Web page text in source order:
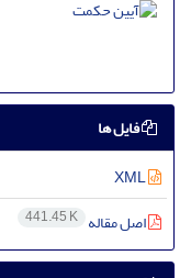
فایل ها
اصل مقاله 441.45 K